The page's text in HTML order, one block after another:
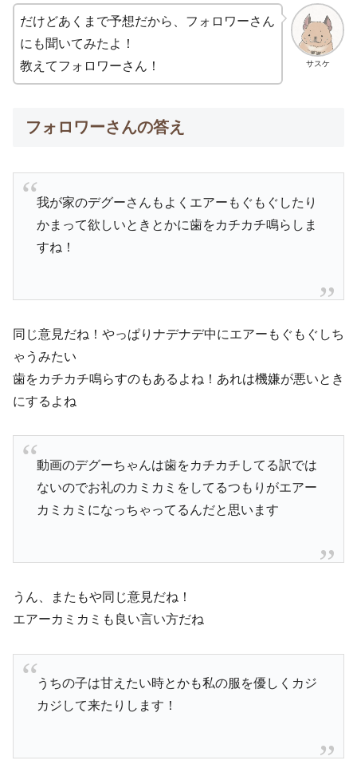
サスケ
だけどあくまで予想だから、フォロワーさん
にも聞いてみたよ！
教えてフォロワーさん！
フォロワーさんの答え
我が家のデグーさんもよくエアーもぐもぐしたり
かまって欲しいときとかに歯をカチカチ鳴らしま
すね！
同じ意見だね！やっぱりナデナデ中にエアーもぐもぐしち
ゃうみたい
歯をカチカチ鳴らすのもあるよね！あれは機嫌が悪いとき
にするよね
動画のデグーちゃんは歯をカチカチしてる訳では
ないのでお礼のカミカミをしてるつもりがエアー
カミカミになっちゃってるんだと思います
うん、またもや同じ意見だね！
エアーカミカミも良い言い方だね
うちの子は甘えたい時とかも私の服を優しくカジ
カジして来たりします！